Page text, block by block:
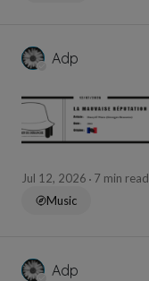
Adp
Jul 12, 2026
7 min read
Music
Adp